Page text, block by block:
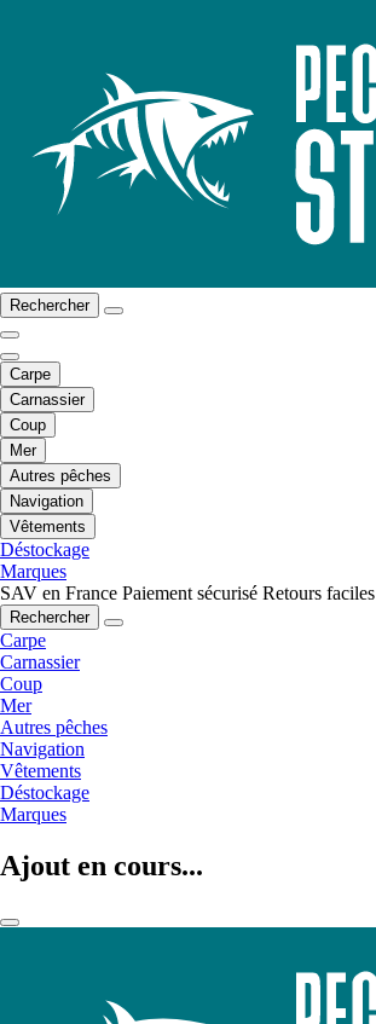
Rechercher
Carpe
Carnassier
Coup
Mer
Autres pêches
Navigation
Vêtements
Déstockage
Marques
SAV en France Paiement sécurisé Retours faciles
Rechercher
Carpe
Carnassier
Coup
Mer
Autres pêches
Navigation
Vêtements
Déstockage
Marques
Ajout en cours...